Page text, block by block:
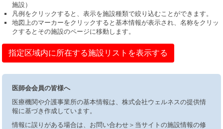
施設）
凡例をクリックすると、表示を施設種類で絞り込むことができます。
地図上のマーカーをクリックすると基本情報が表示され、名称をクリッ
クするとその施設のページに移動します。
指定区域内に所在する施設リストを表示する
医師会会員の皆様へ
医療機関や介護事業所の基本情報は、株式会社ウェルネスの提供情
報に基づき作成しています。
情報に誤りがある場合は、お問い合わせ＞当サイトの施設情報の修